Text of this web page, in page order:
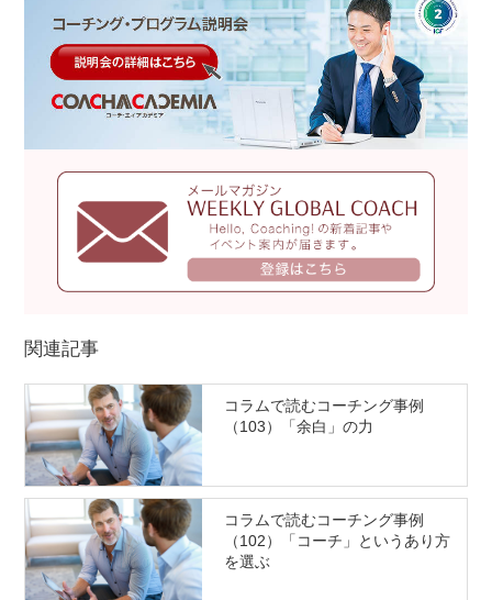
関連記事
コラムで読むコーチング事例
（103）「余白」の力
コラムで読むコーチング事例
（102）「コーチ」というあり方
を選ぶ